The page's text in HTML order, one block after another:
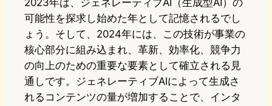
2023年は、ジェネレーティブAI（生成型AI）の
可能性を探求し始めた年として記憶されるでし
ょう。そして、2024年には、この技術が事業の
核心部分に組み込まれ、革新、効率化、競争力
の向上のための重要な要素として確立される見
通しです。ジェネレーティブAIによって生成さ
れるコンテンツの量が増加することで、インタ